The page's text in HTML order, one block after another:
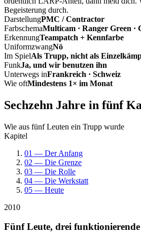
Begeisterung durch.
DarstellungPMC / Contractor
FarbschemaMulticam · Ranger Green ·
ErkennungTeampatch + Kennfarbe
UniformzwangNö
Im SpielAls Trupp, nicht als
FunkJa, und wir benutzen ihn
Unterwegs inFrankreich · Schweiz
Wie oftMindestens 1× im Monat
Sechzehn Jahre in fünf
Wie aus fünf Leuten ein Trupp wurde
Kapitel
01 — Der Anfang
02 — Die Grenze
03 — Die Rolle
04 — Die Werkstatt
05 — Heute
2010
Fünf Leute, drei